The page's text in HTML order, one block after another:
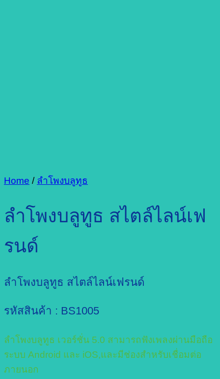
Home / ลำโพงบลูทูธ
ลำโพงบลูทูธ สไตล์ไลน์เฟ
รนด์
ลำโพงบลูทูธ สไตล์ไลน์เฟรนด์
รหัสสินค้า : BS1005
ลำโพงบลูทูธ เวอร์ชั่น 5.0 สามารถฟังเพลงผ่านมือถือ
ระบบ Android และ iOS,และมีช่องสำหรับเชื่อมต่อ
ภายนอก